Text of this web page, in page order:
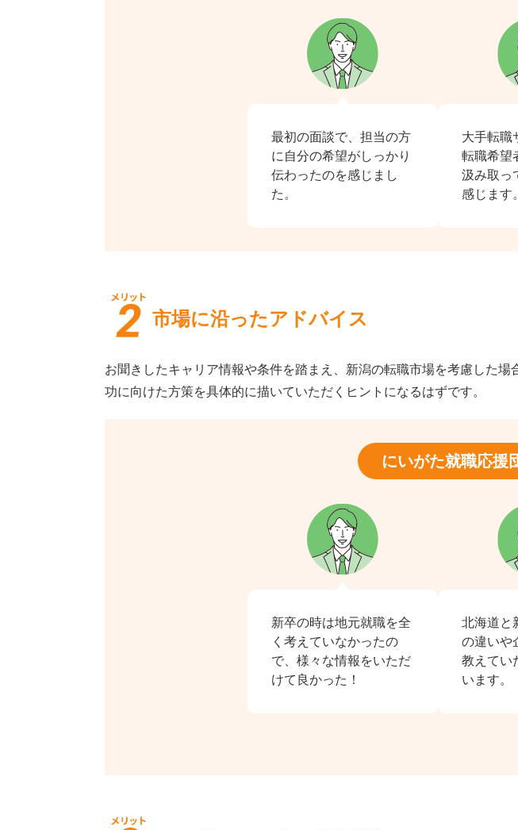
最初の面談で、担当の方
に自分の希望がしっかり
伝わったのを感じまし
た。
大手転職
転職希望
汲み取っ
感じます。
市場に沿ったアドバイス
お聞きしたキャリア情報や条件を踏まえ、新潟の転職市場を考慮した
功に向けた方策を具体的に描いていただくヒントになるはずです。
にいがた就職応援
新卒の時は地元就職を全
く考えていなかったの
で、様々な情報をいただ
けて良かった！
北海道と
の違いや
教えてい
います。